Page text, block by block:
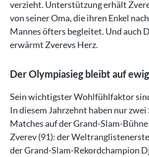
verzieht. Unterstützung erhält
von seiner Oma, die ihren Enkel
Mannes öfters begleitet. Und auch
erwärmt Zverevs Herz.
Der Olympiasieg bleibt auf ewig
Sein wichtigster Wohlfühlfaktor
In diesem Jahrzehnt haben nur
Matches auf der Grand-Slam-
Zverev (91): der
der Grand-Slam-Rekordchampion